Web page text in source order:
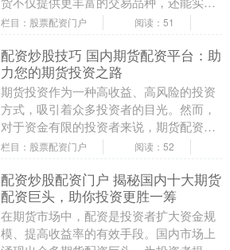
24小时连续交易，为投资者创造了更多的
栏目：股票配资门户 阅读：51
配资炒股技巧 国内期货配资平台：助
力您的期货投资之路
期货投资作为一种高收益、高风险的投资
方式，吸引着众多投资者的目光。然而，
对于资金有限的投资者来说，期货配资平
台无疑是开启期货投资之路的利器。 杠杆
栏目：股票配资门户 阅读：52
配资炒股配资门户 揭秘国内十大期货
配资巨头，助你投资更胜一筹
在期货市场中，配资是投资者扩大资金规
模、提高收益率的有效手段。国内市场上